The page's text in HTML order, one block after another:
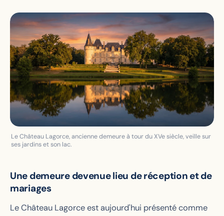
Le Château Lagorce, ancienne demeure à tour du XVe siècle, veille sur
ses jardins et son lac.
Une demeure devenue lieu de réception et de
mariages
Le Château Lagorce est aujourd'hui présenté comme